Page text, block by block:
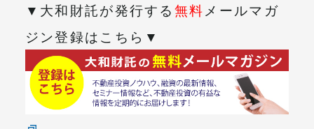
▼大和財託が発行する無料メールマガ
ジン登録はこちら▼